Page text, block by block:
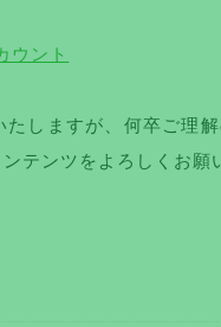
ウント
しますが、何卒ご理
テンツをよろしくお願